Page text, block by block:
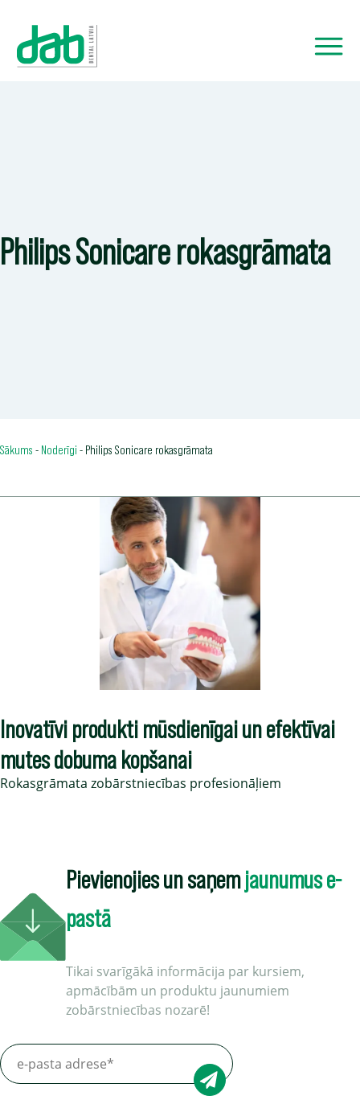
Philips Sonicare rokasgrāmata
Sākums - Noderīgi - Philips Sonicare rokasgrāmata
Inovatīvi produkti mūsdienīgai un efektīvai
mutes dobuma kopšanai
Rokasgrāmata zobārstniecības profesionāļiem
Pievienojies un saņemjaunumus e-
pastā
Tikai svarīgākā informācija par kursiem,
apmācībām un produktu jaunumiem
zobārstniecības nozarē!